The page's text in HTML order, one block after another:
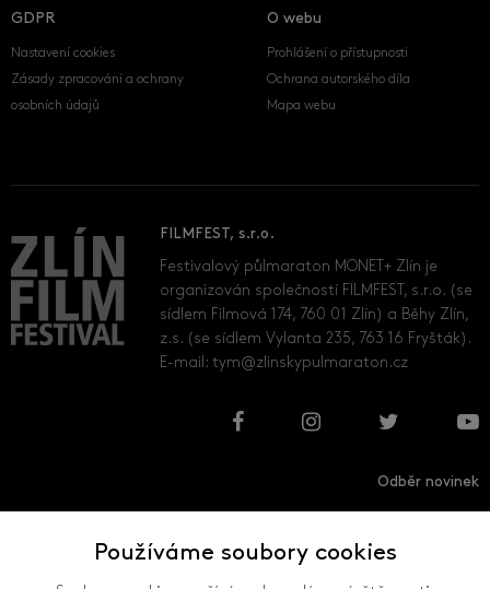
GDPR
Nastavení cookies
Zásady zpracování a ochrany
osobních údajů
O webu
Prohlášení o přístupnosti
Ochrana autorského díla
Mapa webu
FILMFEST, s.r.o.
Festivalový půlmaraton MONET+ Zlín je
organizován společností FILMFEST, s.r.o. (se
sídlem Filmová 174, 760 01 Zlín) a Běhy Zlín,
z.s. (se sídlem Vylanta 235, 763 16 Fryšták).
E-mail:tym@zlinskypulmaraton.cz
Odběr novinek
Používáme soubory cookies